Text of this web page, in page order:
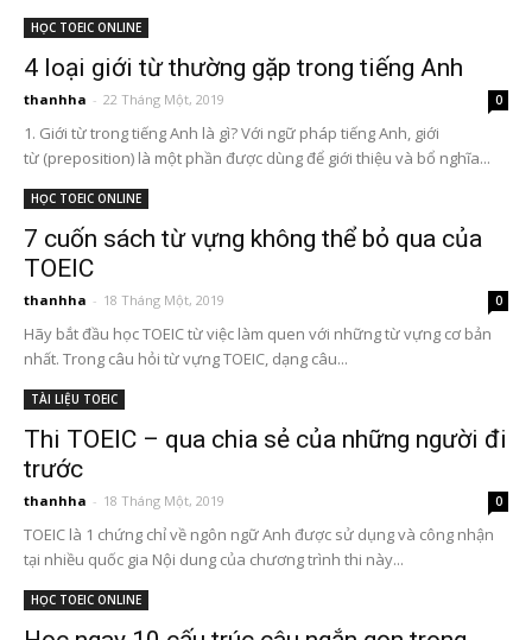
HỌC TOEIC ONLINE
4 loại giới từ thường gặp trong tiếng Anh
thanhha - 22 Tháng Một, 2019 0
1. Giới từ trong tiếng Anh là gì? Với ngữ pháp tiếng Anh, giới
từ (preposition) là một phần được dùng để giới thiệu và bổ nghĩa...
HỌC TOEIC ONLINE
7 cuốn sách từ vựng không thể bỏ qua của
TOEIC
thanhha - 18 Tháng Một, 2019 0
Hãy bắt đầu học TOEIC từ việc làm quen với những từ vựng cơ bản
nhất. Trong câu hỏi từ vựng TOEIC, dạng câu...
TÀI LIỆU TOEIC
Thi TOEIC – qua chia sẻ của những người đi
trước
thanhha - 18 Tháng Một, 2019 0
TOEIC là 1 chứng chỉ về ngôn ngữ Anh được sử dụng và công nhận
tại nhiều quốc gia Nội dung của chương trình thi này...
HỌC TOEIC ONLINE